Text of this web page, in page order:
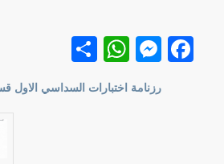
Facebook
Messenger
نشر
رزنامة اختبارات السداسي